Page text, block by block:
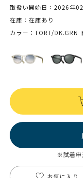
取扱い開始日：2026年
在庫：在庫あり
カラー：TORT/DK.GRN
※試着申